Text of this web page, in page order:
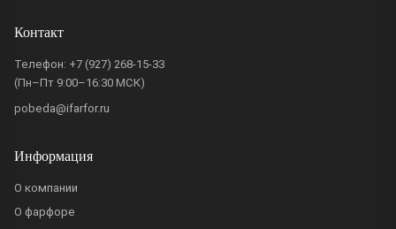
Контакт
Телефон: +7 (927) 268-15-33
(Пн–Пт 9:00–16:30 МСК)
pobeda@ifarfor.ru
Информация
О компании
О фарфоре